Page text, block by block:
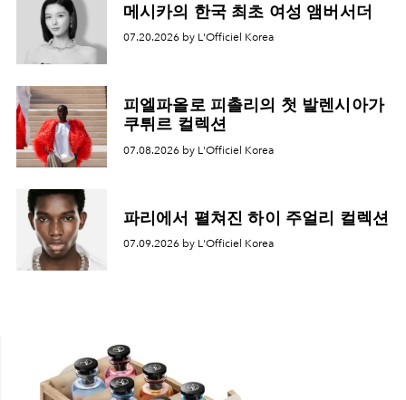
메시카의 한국 최초 여성 앰버서더
07.20.2026 by L'Officiel Korea
피엘파올로 피촐리의 첫 발렌시아가
쿠튀르 컬렉션
07.08.2026 by L'Officiel Korea
파리에서 펼쳐진 하이 주얼리 컬렉션
07.09.2026 by L'Officiel Korea